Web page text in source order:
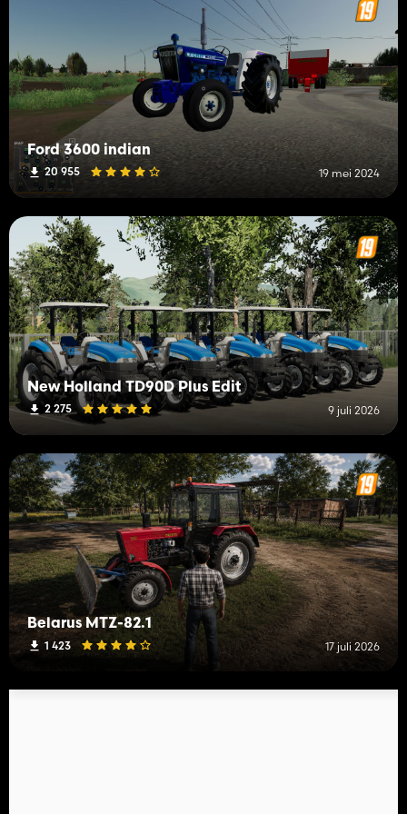
Ford 3600 indian
20 955 19 mei 2024
New Holland TD90D Plus Edit
2 275 9 juli 2026
Belarus MTZ-82.1
1 423 17 juli 2026